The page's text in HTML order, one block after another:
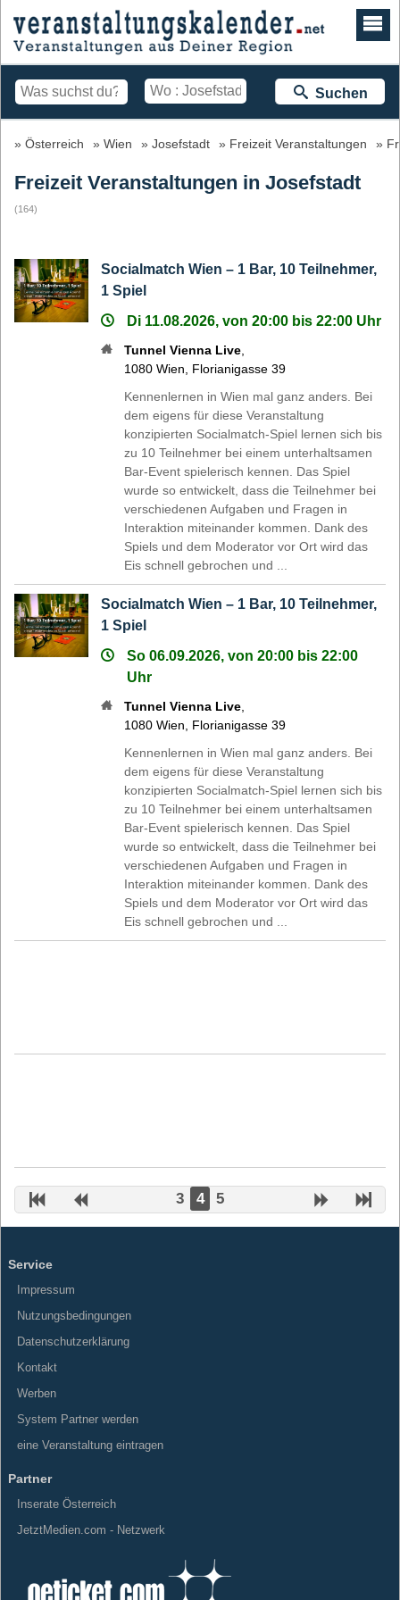
Suchen
Österreich Wien Josefstadt Freizeit Veranstaltungen
Freizeit Veranstaltungen in Josefstadt
(164)
Socialmatch Wien – 1 Bar, 10 Teilnehmer,
1 Spiel
Di 11.08.2026, von 20:00 bis 22:00 Uhr
Tunnel Vienna Live
1080 Wien
Florianigasse 39
Kennenlernen in Wien mal ganz anders. Bei
dem eigens für diese Veranstaltung
konzipierten Socialmatch-Spiel lernen sich bis
zu 10 Teilnehmer bei einem unterhaltsamen
Bar-Event spielerisch kennen. Das Spiel
wurde so entwickelt, dass die Teilnehmer bei
verschiedenen Aufgaben und Fragen in
Interaktion miteinander kommen. Dank des
Spiels und dem Moderator vor Ort wird das
Eis schnell gebrochen und ...
Socialmatch Wien – 1 Bar, 10 Teilnehmer,
1 Spiel
So 06.09.2026, von 20:00 bis 22:00
Uhr
Tunnel Vienna Live
1080 Wien
Florianigasse 39
Kennenlernen in Wien mal ganz anders. Bei
dem eigens für diese Veranstaltung
konzipierten Socialmatch-Spiel lernen sich bis
zu 10 Teilnehmer bei einem unterhaltsamen
Bar-Event spielerisch kennen. Das Spiel
wurde so entwickelt, dass die Teilnehmer bei
verschiedenen Aufgaben und Fragen in
Interaktion miteinander kommen. Dank des
Spiels und dem Moderator vor Ort wird das
Eis schnell gebrochen und ...
3 4 5
Service
Impressum
Nutzungsbedingungen
Datenschutzerklärung
Kontakt
Werben
System Partner werden
eine Veranstaltung eintragen
Partner
Inserate Österreich
JetztMedien.com - Netzwerk